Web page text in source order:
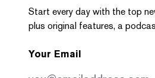
Start every day with the top
plus original features, a
Your Email